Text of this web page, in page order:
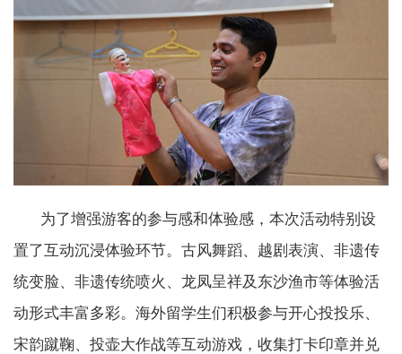
为了增强游客的参与感和体验感，本次活动特别设
置了互动沉浸体验环节。古风舞蹈、越剧表演、非遗传
统变脸、非遗传统喷火、龙凤呈祥及东沙渔市等体验活
动形式丰富多彩。海外留学生们积极参与开心投投乐、
宋韵蹴鞠、投壶大作战等互动游戏，收集打卡印章并兑